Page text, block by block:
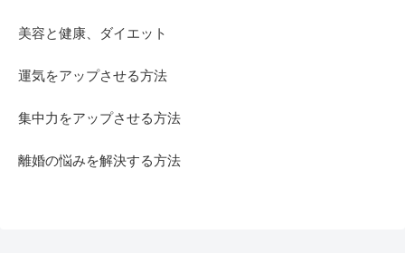
美容と健康、ダイエット
運気をアップさせる方法
集中力をアップさせる方法
離婚の悩みを解決する方法